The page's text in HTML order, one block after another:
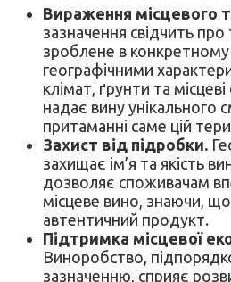
Вираження місцевого
зазначення свідчить
зроблене в конкретному
географічними
клімат, ґрунти та
надає вину унікального
притаманні саме цій
Захист від підробки.
захищає ім’я та якість
дозволяє споживачам
місцеве вино, знаючи,
автентичний продукт.
Підтримка місцевої
Виноробство,
зазначенню, сприяє